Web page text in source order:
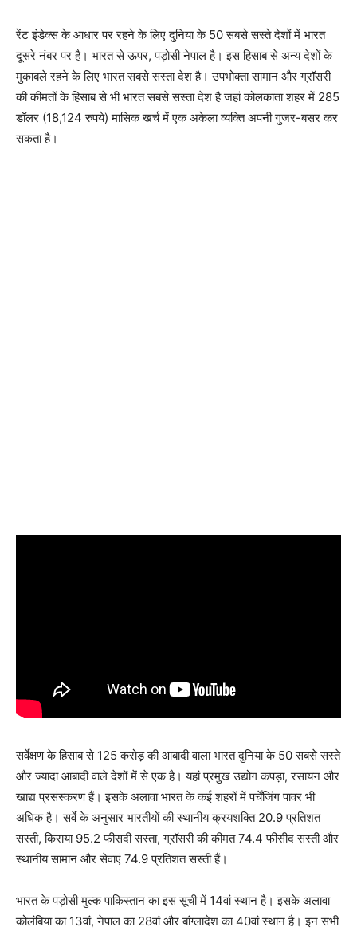
रेंट इंडेक्स के आधार पर रहने के लिए दुनिया के 50 सबसे सस्ते देशों में भारत
दूसरे नंबर पर है। भारत से ऊपर, पड़ोसी नेपाल है। इस हिसाब से अन्य देशों के
मुकाबले रहने के लिए भारत सबसे सस्ता देश है। उपभोक्ता सामान और ग्रॉसरी
की कीमतों के हिसाब से भी भारत सबसे सस्ता देश है जहां कोलकाता शहर में 285
डॉलर (18,124 रुपये) मासिक खर्च में एक अकेला व्यक्ति अपनी गुजर-बसर कर
सकता है।
सर्वेक्षण के हिसाब से 125 करोड़ की आबादी वाला भारत दुनिया के 50 सबसे सस्ते
और ज्यादा आबादी वाले देशों में से एक है। यहां प्रमुख उद्योग कपड़ा, रसायन और
खाद्य प्रसंस्करण हैं। इसके अलावा भारत के कई शहरों में पर्चेंजिंग पावर भी
अधिक है। सर्वे के अनुसार भारतीयों की स्थानीय क्रयशक्ति 20.9 प्रतिशत
सस्ती, किराया 95.2 फीसदी सस्ता, ग्रॉसरी की कीमत 74.4 फीसीद सस्ती और
स्थानीय सामान और सेवाएं 74.9 प्रतिशत सस्ती हैं।
भारत के पड़ोसी मुल्क पाकिस्तान का इस सूची में 14वां स्थान है। इसके अलावा
कोलंबिया का 13वां, नेपाल का 28वां और बांग्लादेश का 40वां स्थान है। इन सभी